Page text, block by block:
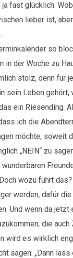
fast glücklich.
lieber ist,
so
in der Woche zu
stolz, denn für
sein Leben gehört,
ein Riesending.
ich die
möchte, soweit
„NEIN“ zu
wozu führt
werden, dafür die
Und wenn da jetzt
die auch
wird es wirklich
sagen: „Dann